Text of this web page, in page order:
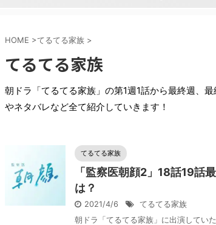
HOME >てるてる家族 >
てるてる家族
朝ドラ「てるてる家族」の第1週1話から最終週、
やネタバレなど全て紹介していきます！
てるてる家族
「監察医朝顔2」18話19話
は？
2021/4/6
てるてる家族
朝ドラ「てるてる家族」に出演してい